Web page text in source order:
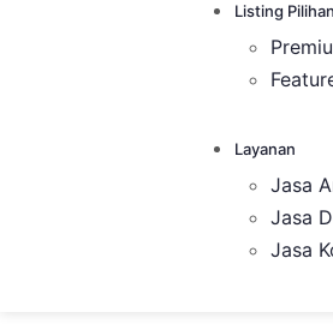
Listing Pilihan
Layanan
Jasa
Jasa
Jasa